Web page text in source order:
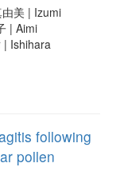
美 | Izumi
| Aimi
| Ishihara
following
pollen